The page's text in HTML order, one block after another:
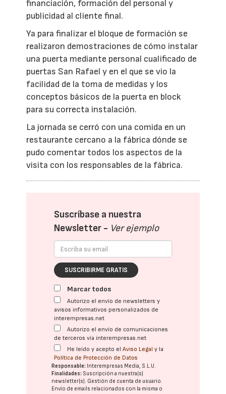
financiación, formación del personal y
publicidad al cliente final.
Ya para finalizar el bloque de formación se
realizaron demostraciones de cómo instalar
una puerta mediante personal cualificado de
puertas San Rafael y en el que se vio la
facilidad de la toma de medidas y los
conceptos básicos de la puerta en block
para su correcta instalación.
La jornada se cerró con una comida en un
restaurante cercano a la fábrica dónde se
pudo comentar todos los aspectos de la
visita con los responsables de la fábrica.
Suscríbase a nuestra
Newsletter - Ver ejemplo
SUSCRIBIRME GRATIS
Marcar todos
Autorizo el envío de newsletters y
avisos informativos personalizados de
interempresas.net
Autorizo el envío de comunicaciones
de terceros vía interempresas.net
He leído y acepto elAviso Legal y la
Política de Protección de Datos
Responsable: Interempresas Media, S.L.U.
Finalidades: Suscripción a nuestra(s)
newsletter(s). Gestión de cuenta de usuario.
Envío de emails relacionados con la misma o